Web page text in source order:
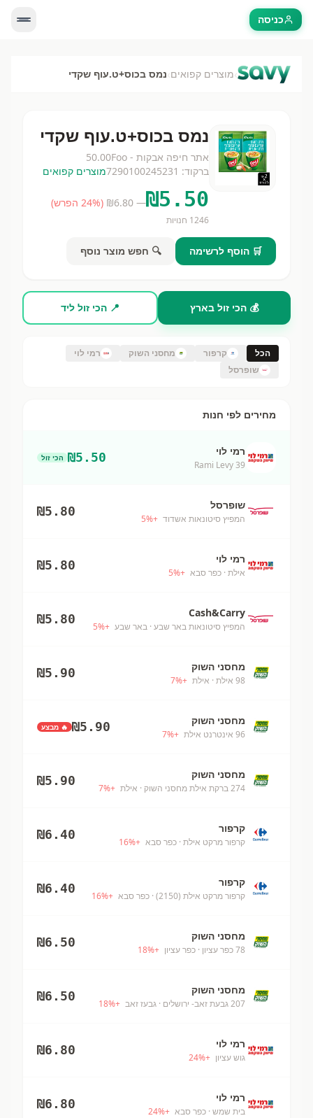
כניסה
›מוצרים קפואים›נמס בכוס+ט.עוף שקדי
נמס בכוס+ט.עוף שקדי
אתר חיפה אבקות - Foo
50.00
ברקוד: 7290100245231מוצרים קפואים
₪5.50
— ₪
6.80
(
24% הפרש)
1246 חנויות
🛒 הוסף לרשימה 🔍 חפש מוצר נוסף
💰 הכי זול בארץ 📍 הכי זול ליד
הכל קרפור מחסני השוק
רמי לוי
שופרסל
מחירים לפי חנות
רמי לוי
Rami Levy 39
₪5.50 הכי זול
שופרסל
המפיץ סיטונאות אשדוד +
5%
₪5.80
רמי לוי
אילת · כפר סבא +
5%
₪5.80
Cash&Carry
המפיץ סיטונאות באר שבע · באר שבע +
5%
₪5.80
מחסני השוק
98 אילת · אילת +
7%
₪5.90
מחסני השוק
96 אינטרנט אילת +
7%
₪5.90 🔥 מבצע
מחסני השוק
274 ברקת אילת מחסני השוק · אילת +
7%
₪5.90
קרפור
קרפור מרקט אילת · כפר סבא +
16%
₪6.40
קרפור
קרפור מרקט אילת (2150) · כפר סבא +
16%
₪6.40
מחסני השוק
78 כפר עציון · כפר עציון +
18%
₪6.50
מחסני השוק
207 גבעת זאב- ירושלים · גבעז זאב +
18%
₪6.50
רמי לוי
גוש עציון +
24%
₪6.80
רמי לוי
בית שמש · כפר סבא +
24%
₪6.80